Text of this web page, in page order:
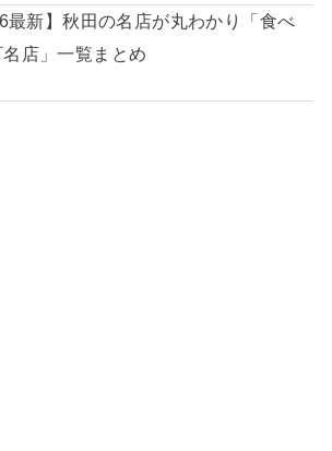
最新】秋田の名店が丸わかり「食べ
名店」一覧まとめ